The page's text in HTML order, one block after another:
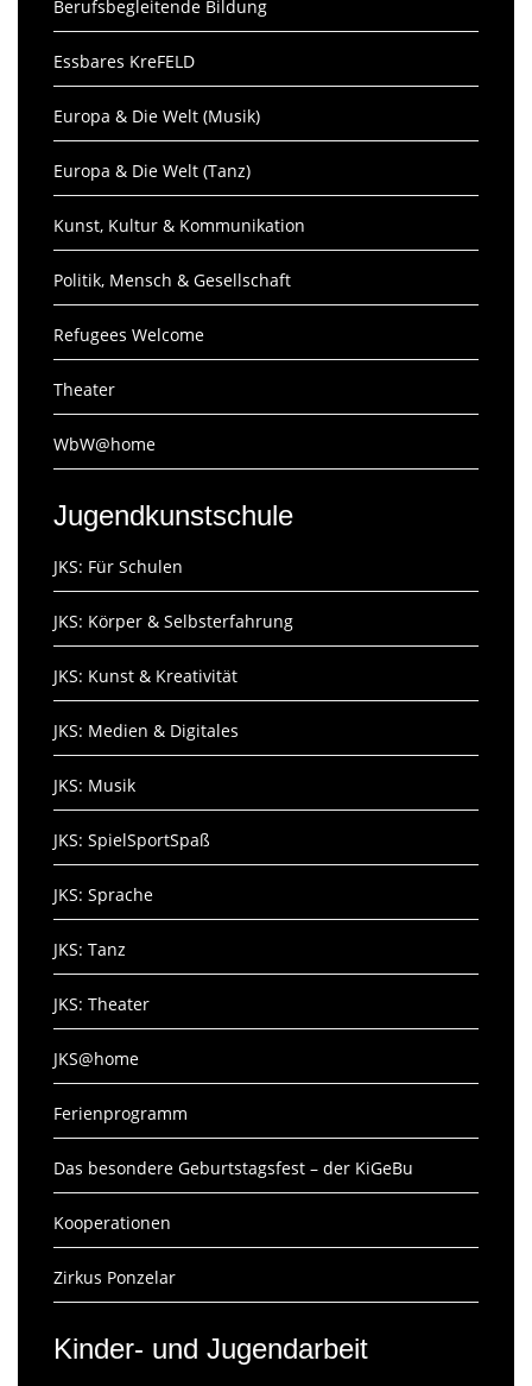
Berufsbegleitende Bildung
Essbares KreFELD
Europa & Die Welt (Musik)
Europa & Die Welt (Tanz)
Kunst, Kultur & Kommunikation
Politik, Mensch & Gesellschaft
Refugees Welcome
Theater
WbW@home
Jugendkunstschule
JKS: Für Schulen
JKS: Körper & Selbsterfahrung
JKS: Kunst & Kreativität
JKS: Medien & Digitales
JKS: Musik
JKS: SpielSportSpaß
JKS: Sprache
JKS: Tanz
JKS: Theater
JKS@home
Ferienprogramm
Das besondere Geburtstagsfest – der KiGeBu
Kooperationen
Zirkus Ponzelar
Kinder- und Jugendarbeit